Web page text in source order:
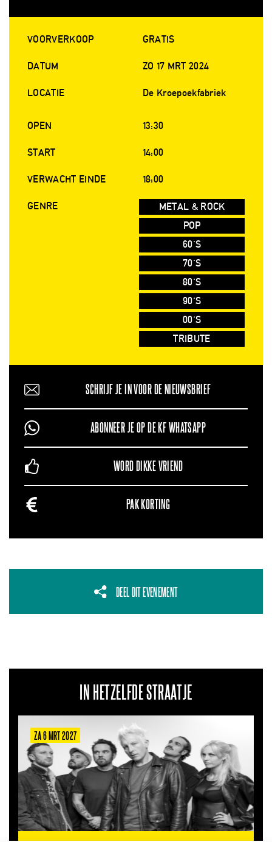
VOORVERKOOP GRATIS
DATUM ZO 17 MRT 2024
LOCATIE De Kroepoekfabriek
OPEN 13:30
START 14:00
VERWACHT EINDE 18:00
GENRE
METAL & ROCK
POP
60'S
70'S
80'S
90'S
00'S
TRIBUTE
SCHRIJF JE IN VOOR DE NIEUWSBRIEF
ABONNEER JE OP DE KF WHATSAPP
WORD DIKKE VRIEND
PAK KORTING
DEEL DIT EVENEMENT
IN HETZELFDE STRAATJE
ZA 6 MRT 2027